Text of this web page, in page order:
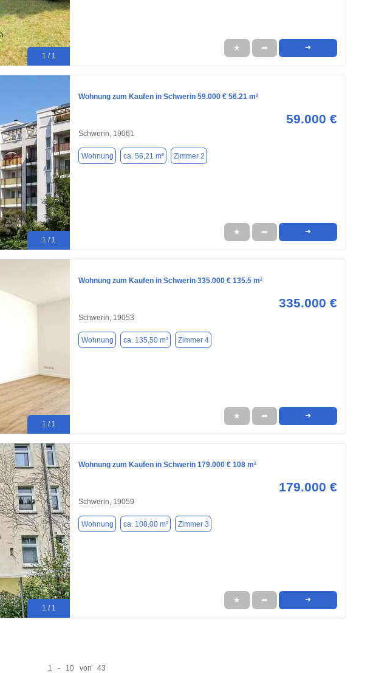
1 / 1
★ ➦ ➜
1 / 1
Wohnung zum Kaufen in Schwerin 59.000 € 56.21 m²
59.000 €
Schwerin, 19061
Wohnung ca. 56,21 m² Zimmer 2
★ ➦ ➜
1 / 1
Wohnung zum Kaufen in Schwerin 335.000 € 135.5 m²
335.000 €
Schwerin, 19053
Wohnung ca. 135,50 m² Zimmer 4
★ ➦ ➜
1 / 1
Wohnung zum Kaufen in Schwerin 179.000 € 108 m²
179.000 €
Schwerin, 19059
Wohnung ca. 108,00 m² Zimmer 3
★ ➦ ➜
1 - 10 von 43